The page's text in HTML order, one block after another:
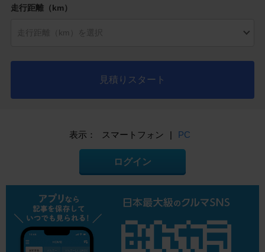
走行距離（km）
見積りスタート
表示： スマートフォン | PC
ログイン